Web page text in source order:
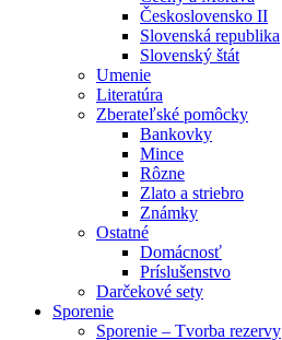
Československo II
Slovenská republika
Slovenský štát
Umenie
Literatúra
Zberateľské pomôcky
Bankovky
Mince
Rôzne
Zlato a striebro
Známky
Ostatné
Domácnosť
Príslušenstvo
Darčekové sety
Sporenie
Sporenie – Tvorba rezervy